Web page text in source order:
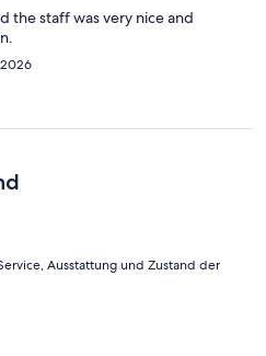
the staff was very nice and
Ausstattung und Zustand der